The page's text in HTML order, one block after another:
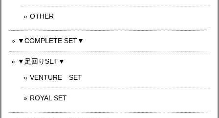
OTHER
▼COMPLETE SET▼
▼足回りSET▼
VENTURE SET
ROYAL SET